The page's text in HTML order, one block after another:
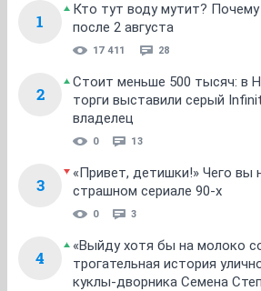
1
Кто тут воду мутит? Почему
после 2 августа
17 411 28
2
Стоит меньше 500 тысяч: в
торги выставили серый
владелец
0 13
3
«Привет, детишки!» Чего вы
страшном сериале 90-х
0 3
4
«Выйду хотя бы на молоко
трогательная история
куклы-дворника Семена